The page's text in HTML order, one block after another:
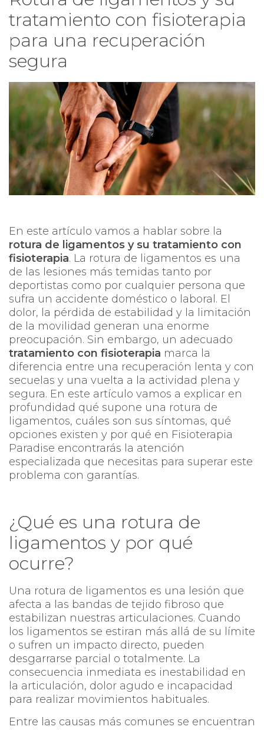
tratamiento con fisioterapia
para una recuperación
segura
En este artículo vamos a hablar sobre la
rotura de ligamentos y su tratamiento con
fisioterapia. La rotura de ligamentos es una
de las lesiones más temidas tanto por
deportistas como por cualquier persona que
sufra un accidente doméstico o laboral. El
dolor, la pérdida de estabilidad y la limitación
de la movilidad generan una enorme
preocupación. Sin embargo, un adecuado
tratamiento con fisioterapia marca la
diferencia entre una recuperación lenta y con
secuelas y una vuelta a la actividad plena y
segura. En este artículo vamos a explicar en
profundidad qué supone una rotura de
ligamentos, cuáles son sus síntomas, qué
opciones existen y por qué en Fisioterapia
Paradise encontrarás la atención
especializada que necesitas para superar este
problema con garantías.
¿Qué es una rotura de
ligamentos y por qué
ocurre?
Una rotura de ligamentos es una lesión que
afecta a las bandas de tejido fibroso que
estabilizan nuestras articulaciones. Cuando
los ligamentos se estiran más allá de su límite
o sufren un impacto directo, pueden
desgarrarse parcial o totalmente. La
consecuencia inmediata es inestabilidad en
la articulación, dolor agudo e incapacidad
para realizar movimientos habituales.
Entre las causas más comunes se encuentran